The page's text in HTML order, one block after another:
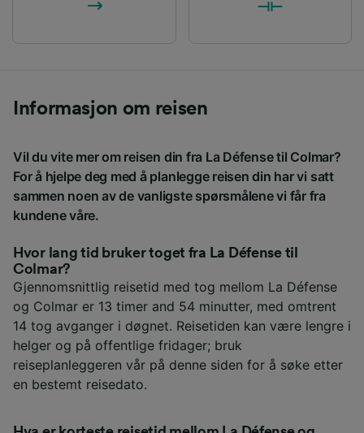
Informasjon om reisen
Vil du vite mer om reisen din fra La Défense til Colmar?
For å hjelpe deg med å planlegge reisen din har vi satt
sammen noen av de vanligste spørsmålene vi får fra
kundene våre.
Hvor lang tid bruker toget fra La Défense til
Colmar?
Gjennomsnittlig reisetid med tog mellom La Défense
og Colmar er 13 timer and 54 minutter, med omtrent
14 tog avganger i døgnet. Reisetiden kan være lengre i
helger og på offentlige fridager; bruk
reiseplanleggeren vår på denne siden for å søke etter
en bestemt reisedato.